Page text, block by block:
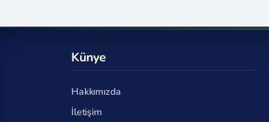
Künye
Hakkımızda
İletişim